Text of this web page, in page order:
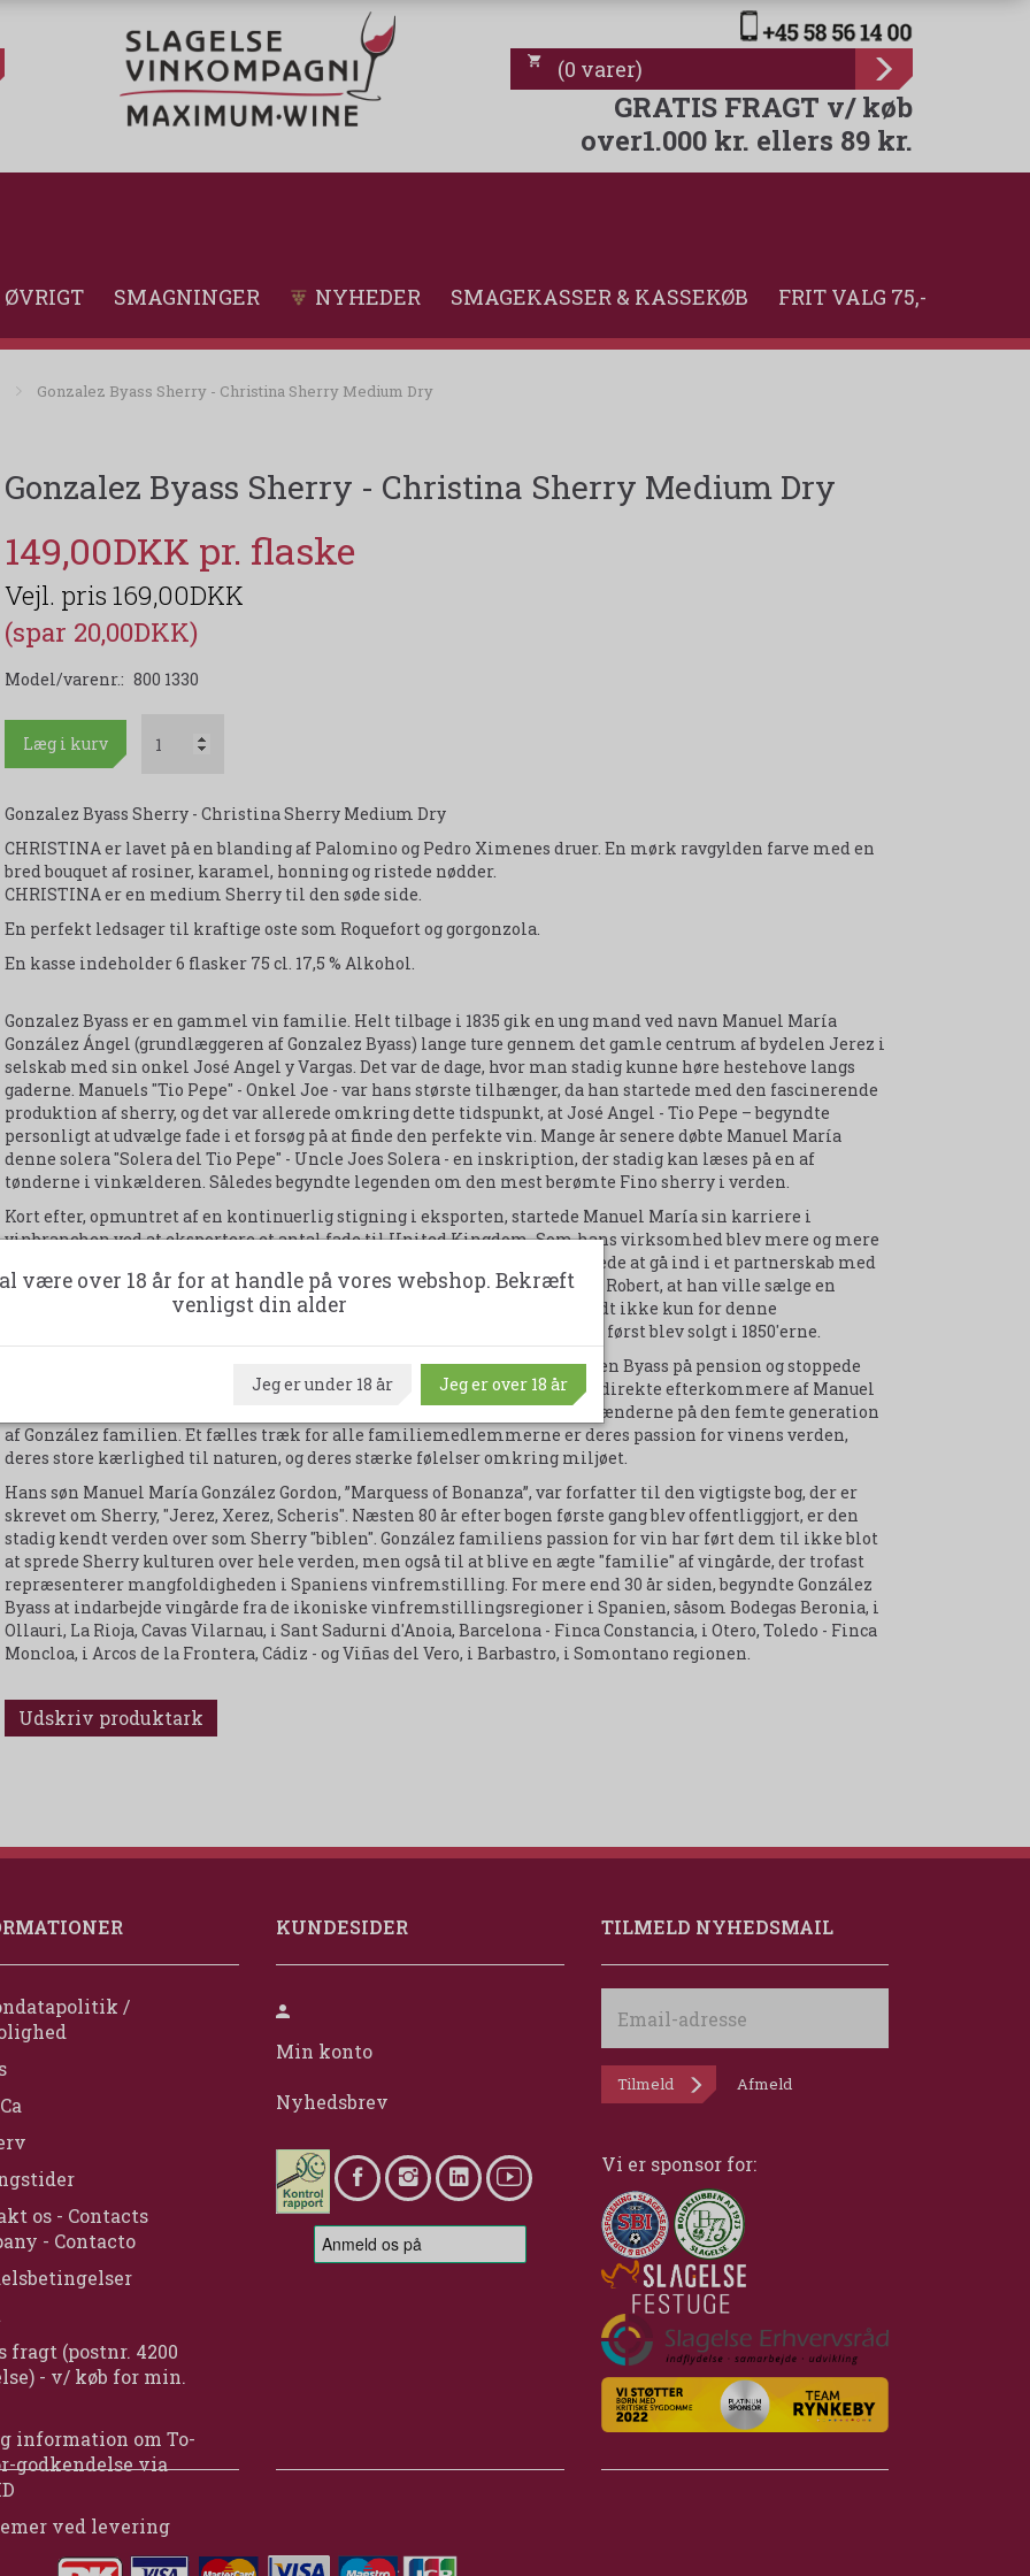
(0 varer)
GRATIS FRAGT v/ køb
over1.000 kr. ellers 89 kr.
ØVRIGT SMAGNINGER NYHEDER SMAGEKASSER & KASSEKØB FRIT VALG 75,-
Gonzalez Byass Sherry - Christina Sherry Medium Dry
Gonzalez Byass Sherry - Christina Sherry Medium Dry
149,00DKK
169,00DKK
(spar 20,00DKK)
Model/varenr.: 800 1330
Læg i kurv
Gonzalez Byass Sherry - Christina Sherry Medium Dry
CHRISTINA er lavet på en blanding af Palomino og Pedro Ximenes druer. En mørk ravgylden farve med en
bred bouquet af rosiner, karamel, honning og ristede nødder.
CHRISTINA er en medium Sherry til den søde side.
En perfekt ledsager til kraftige oste som Roquefort og gorgonzola.
En kasse indeholder 6 flasker 75 cl. 17,5 % Alkohol.
Gonzalez Byass er en gammel vin familie. Helt tilbage i 1835 gik en ung mand ved navn Manuel María
González Ángel (grundlæggeren af Gonzalez Byass) lange ture gennem det gamle centrum af bydelen Jerez i
selskab med sin onkel José Angel y Vargas. Det var de dage, hvor man stadig kunne høre hestehove langs
gaderne. Manuels "Tio Pepe" - Onkel Joe - var hans største tilhænger, da han startede med den fascinerende
produktion af sherry, og det var allerede omkring dette tidspunkt, at José Angel - Tio Pepe – begyndte
personligt at udvælge fade i et forsøg på at finde den perfekte vin. Mange år senere døbte Manuel María
denne solera "Solera del Tio Pepe" - Uncle Joes Solera - en inskription, der stadig kan læses på en af
tønderne i vinkælderen. Således begyndte legenden om den mest berømte Fino sherry i verden.
Kort efter, opmuntret af en kontinuerlig stigning i eksporten, startede Manuel María sin karriere i
vinbranchen ved at eksportere et antal fade til United Kingdom. Som hans virksomhed blev mere og mere
vellykket, blev han kendt som "Don" Manuel María González. Han besluttede at gå ind i et partnerskab med
hans agent i England, Robert Blake Byass. I et brev til Byass i 1836, nævnte Robert, at han ville sælge en
usædvanlig bleg hvidvin, han havde fremstillet. González Byass blev kendt ikke kun for denne
verdensberømte vin, men også for "Brandy de Jerez" såsom ”Lepanto”, der først blev solgt i 1850'erne.
I 1863 blev det gamle selskab omdøbt til González Byass. I 1988 gik familien Byass på pension og stoppede
med at være en del af virksomheden, og lige siden har vingården tilhørt direkte efterkommere af Manuel
María González. I dag er det stadig en familieejet vingård, i øjeblikket i hænderne på den femte generation
af González familien. Et fælles træk for alle familiemedlemmerne er deres passion for vinens verden,
deres store kærlighed til naturen, og deres stærke følelser omkring miljøet.
Hans søn Manuel María González Gordon, ”Marquess of Bonanza”, var forfatter til den vigtigste bog, der er
skrevet om Sherry, "Jerez, Xerez, Scheris". Næsten 80 år efter bogen første gang blev offentliggjort, er den
stadig kendt verden over som Sherry "biblen". González familiens passion for vin har ført dem til ikke blot
at sprede Sherry kulturen over hele verden, men også til at blive en ægte "familie" af vingårde, der trofast
repræsenterer mangfoldigheden i Spaniens vinfremstilling. For mere end 30 år siden, begyndte González
Byass at indarbejde vingårde fra de ikoniske vinfremstillingsregioner i Spanien, såsom Bodegas Beronia, i
Ollauri, La Rioja, Cavas Vilarnau, i Sant Sadurni d'Anoia, Barcelona - Finca Constancia, i Otero, Toledo - Finca
Moncloa, i Arcos de la Frontera, Cádiz - og Viñas del Vero, i Barbastro, i Somontano regionen.
Udskriv produktark
/
os - Contacts
- Contacto
fragt (postnr. 4200
- v/ køb for min.
information om To-
godkendelse via
ved levering
KUNDESIDER
Min konto
Nyhedsbrev
TILMELD NYHEDSMAIL
adresse
Tilmeld Afmeld
Vi er sponsor for:
være over 18 år for at handle på vores webshop. Bekræft
venligst din alder
Jeg er under 18 år Jeg er over 18 år